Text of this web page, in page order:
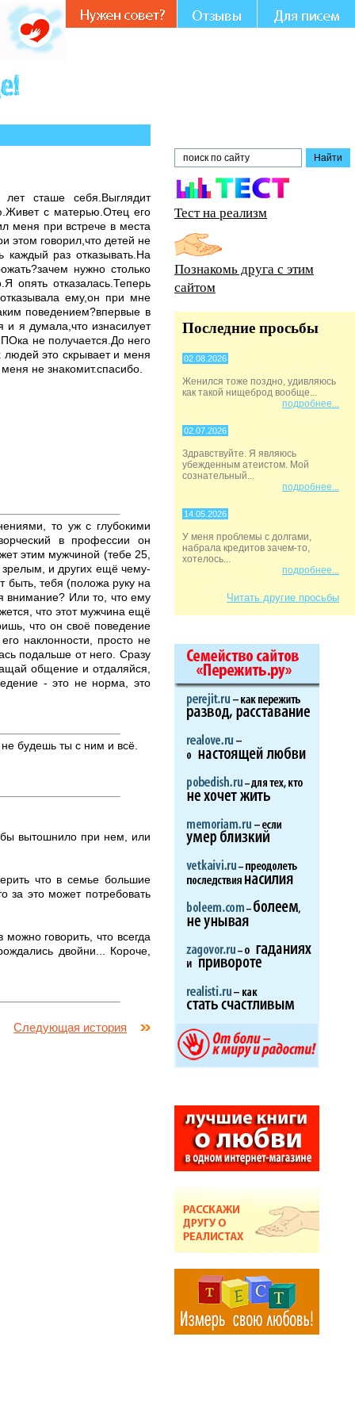
лет сташе себя.Выглядит
с матерью.Отец его
меня при встрече в места
этом говорил,что детей не
каждый раз отказывать.На
нужно столько
опять отказалась.Теперь
ему,он при мне
поведением?впервые в
и я думала,что изнасилует
не получается.До него
людей это скрывает и меня
не знакомит.спасибо.
то уж с глубокими
в профессии он
этим мужчиной (тебе 25,
зрелым, и других ещё чему-
быть, тебя (положа руку на
внимание? Или то, что ему
что этот мужчина ещё
что он своё поведение
наклонности, просто не
подальше от него. Сразу
общение и отдаляйся,
- это не норма, это
не будешь ты с ним и всё.
вытошнило при нем, или
что в семье большие
за это может потребовать
говорить, что всегда
двойни... Короче,
Следующая история
Тест на реализм
Познакомь друга с этим
сайтом
Последние просьбы
02.08.2026
Женился тоже поздно, удивляюсь
как такой нищеброд вообще...
подробнее...
02.07.2026
Здравствуйте. Я являюсь
убежденным атеистом. Мой
сознательный...
подробнее...
14.05.2026
У меня проблемы с долгами,
набрала кредитов зачем-то,
хотелось...
подробнее...
Читать другие просьбы